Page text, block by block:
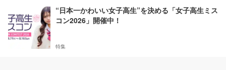
“日本一かわいい女子高生”を決める「女子高生ミス
コン2026」開催中！
特集